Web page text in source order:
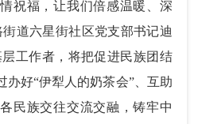
祝福，让我们倍感温暖、深
道六星街社区党支部书记迪
工作者，将把促进民族团结
办好“伊犁人的奶茶会”、互助
民族交往交流交融，铸牢中